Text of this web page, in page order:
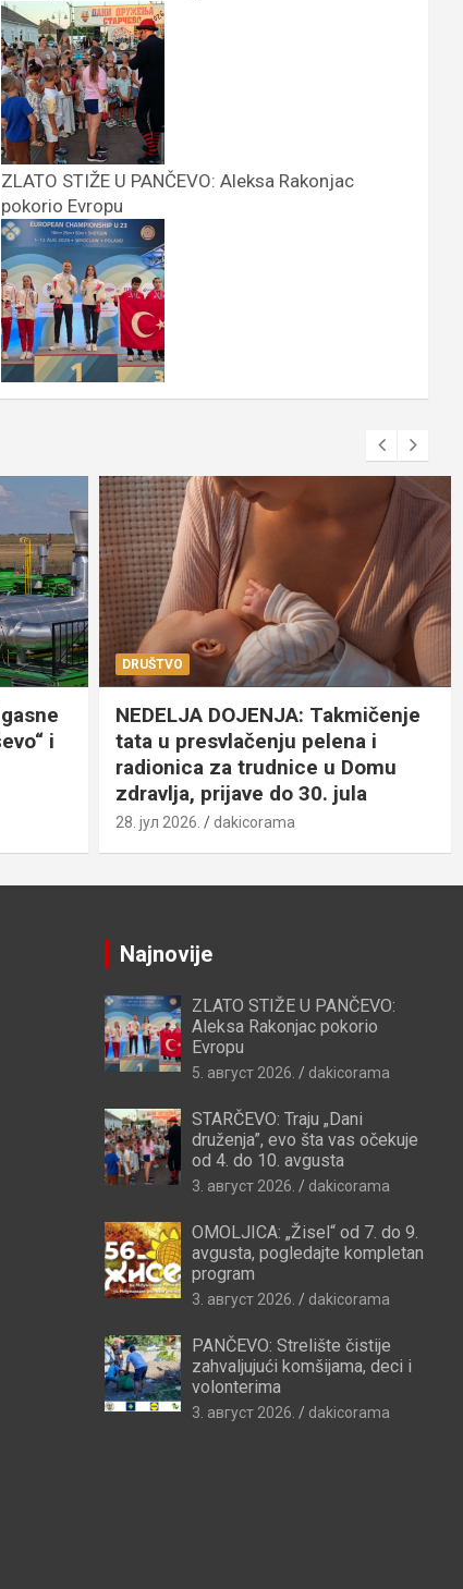
ZLATO STIŽE U PANČEVO: Aleksa Rakonjac
pokorio Evropu
i
DRUŠTVO
NEDELJA DOJENJA: Takmičenje
tata u presvlačenju pelena i
radionica za trudnice u Domu
zdravlja, prijave do 30. jula
28. јул 2026. dakicorama
Najnovije
ZLATO STIŽE U PANČEVO:
Aleksa Rakonjac pokorio
Evropu
5. август 2026. dakicorama
STARČEVO: Traju „Dani
druženja”, evo šta vas očekuje
od 4. do 10. avgusta
3. август 2026. dakicorama
OMOLJICA: „Žisel“ od 7. do 9.
avgusta, pogledajte kompletan
program
3. август 2026. dakicorama
PANČEVO: Strelište čistije
zahvaljujući komšijama, deci i
volonterima
3. август 2026. dakicorama